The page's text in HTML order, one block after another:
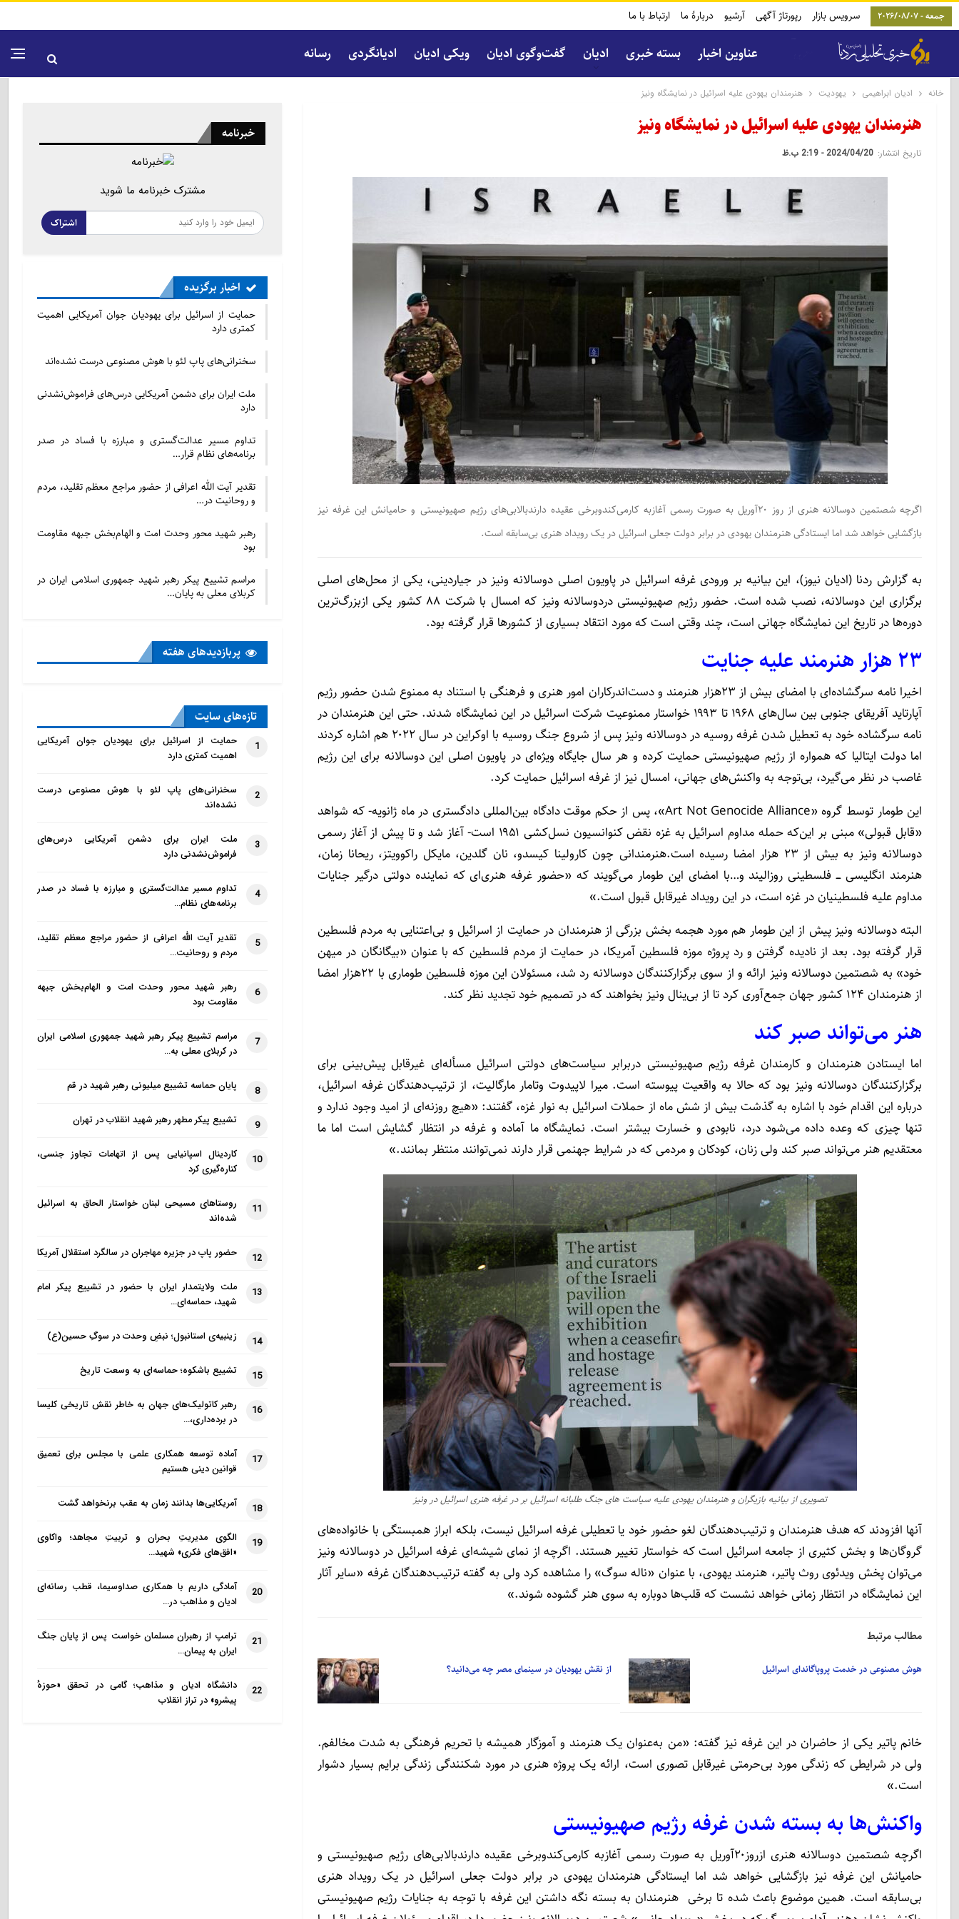
جمعه - 2026/08/07 سرویس بازار رپورتاژ آگهی آرشیو دربارۀ ما ارتباط با ما
عناوین اخبار بسته خبری ادیان گفت‌و‌گوی ادیان ویکی ادیان ادیانگردی رسانه
خانه ادیان ابراهیمی یهودیت هنرمندان یهودی علیه اسرائیل در نمایشگاه ونیز
هنرمندان یهودی علیه اسرائیل در نمایشگاه ونیز
تاریخ انتشار: 2024/04/20 - 2:19 ب.ظ
اگرچه شصتمین دوسالانه هنری از روز ۲۰آوریل به صورت رسمی آغازبه کارمی‌کندوبرخی عقیده دارندبالابی‌های رژیم صهیونیستی و حامیانش این غرفه نیز
بازگشایی خواهد شد اما ایستادگی هنرمندان یهودی در برابر دولت جعلی اسرائیل در یک رویداد هنری بی‌سابقه است.
به گزارش ردنا (ادیان نیوز)، این بیانیه بر ورودی غرفه اسرائیل در پاویون اصلی دوسالانه ونیز در جیاردینی، یکی از محل‌های اصلی
برگزاری این دوسالانه، نصب شده است. حضور رژیم صهیونیستی دردوسالانه ونیز که امسال با شرکت ۸۸ کشور یکی ازبزرگ‌ترین
دوره‌ها در تاریخ این نمایشگاه جهانی است، چند وقتی است که مورد انتقاد بسیاری از کشورها قرار گرفته بود.
۲۳ هزار هنرمند‌ علیه جنایت
اخیرا نامه سرگشاده‌ای با امضای بیش از ۲۳هزار هنرمند و دست‌اندرکاران امور هنری و فرهنگی با استناد به ممنوع شدن حضور رژیم
آپارتاید آفریقای جنوبی بین سال‌های ۱۹۶۸ تا ۱۹۹۳ خواستار ممنوعیت شرکت اسرائیل در این نمایشگاه شدند. حتی این هنرمندان در
نامه سرگشاده خود به تعطیل شدن غرفه روسیه در دوسالانه ونیز پس از شروع جنگ روسیه با اوکراین در سال ۲۰۲۲ هم اشاره کردند
اما دولت ایتالیا که همواره از رژیم صهیونیستی حمایت کرده و هر سال جایگاه ویژه‌ای در پاویون اصلی این دوسالانه برای این رژیم
غاصب در نظر می‌گیرد، بی‌توجه به واکنش‌های جهانی، امسال نیز از غرفه اسرائیل حمایت کرد.
این طومار توسط گروه «Art Not Genocide Alliance»، پس از حکم موقت دادگاه بین‌المللی دادگستری در ماه ژانویه‌- که شواهد
«قابل قبولی» مبنی بر این‌که حمله مداوم اسرائیل به غزه نقض کنوانسیون نسل‌کشی ۱۹۵۱ است- آغاز شد و تا پیش از آغاز رسمی
دوسالانه ونیز به بیش از ۲۳ هزار امضا رسید‌ه است.هنرمندانی چون کارولینا کیسدو، نان گلدین، مایکل راکوویتز، ریحانا زمان،
هنرمند انگلیسی ـــ فلسطینی روزالیند و…با امضای این طومار می‌گویند که «حضور غرفه هنری‌ای که نماینده دولتی‌ درگیر جنایات
مداوم علیه فلسطینیان در غزه است، در این رویداد غیرقابل قبول است.»
البته دوسالانه ونیز پیش از این طومار هم مورد هجمه بخش بزرگی از هنرمندان در حمایت از اسرائیل و بی‌اعتنایی به مردم فلسطین
قرار گرفته بود. بعد از نادیده گرفتن و رد پروژه موزه فلسطین‌‌ آمریکا، در حمایت از مردم فلسطین که با عنوان «بیگانگان در میهن
خود» به شصتمین دوسالانه ونیز ارائه و از سوی برگزارکنندگان دوسالانه رد شد، مسئولان این موزه فلسطین طوماری با ۲۲‌هزار امضا
از هنرمندان ۱۲۴ کشور جهان جمع‌آوری کرد تا از بی‌ینال ونیز بخواهند که در تصمیم خود تجدید نظر کند.
هنر می‌تواند صبر کند
اما ایستادن هنرمندان و کارمندان غرفه رژیم صهیونیستی دربرابر سیاست‌های دولتی اسرائیل مسأله‌ای غیرقابل پیش‌بینی برای
برگزارکنندگان دوسالانه ونیز بود که حالا به واقعیت پیوسته است. میرا لاپیدوت وتامار مارگالیت، از ترتیب‌دهندگان غرفه اسرائیل،
درباره این اقدام خود با اشاره به گذشت بیش از شش ماه از حملات اسرائیل به نوار غزه، گفتند: «هیچ روزنه‌ای از امید وجود ندارد و
تنها چیزی که وعده داده می‌شود درد، نابودی و خسارت بیشتر است. نمایشگاه ما آماده و غرفه در انتظار گشایش است اما ما
معتقدیم هنر می‌تواند صبر کند ولی زنان، کودکان و مردمی که در شرایط جهنمی قرار دارند نمی‌توانند منتظر بمانند.»
تصویری از بیانیه بازیگران و هنرمندان یهودی علیه سیاست های جنگ طلبانه اسرائیل بر در غرفه هنری اسرائیل در ونیز
آنها افزودند که هدف هنرمندان و ترتیب‌دهندگان لغو حضور خود‌ یا تعطیلی غرفه اسرائیل نیست، بلکه ابراز همبستگی با خانواده‌های
گروگان‌ها و بخش کثیری از جامعه اسرائیل است که خواستار تغییر هستند. اگرچه از نمای شیشه‌ای غرفه اسرائیل در دوسالانه ونیز
می‌توان پخش ویدئوی روث پاتیر، هنرمند یهودی، با عنوان «ناله سوگ» را مشاهده کرد ولی به گفته ترتیب‌دهندگان غرفه «سایر آثار
این نمایشگاه در انتظار زمانی خواهد نشست که قلب‌ها دوباره به سوی هنر گشوده شوند.»
مطالب مرتبط
هوش مصنوعی در خدمت پروپاگاندای اسرائیل از نقش یهودیان در سینمای مصر چه می‌دانید؟
خانم پاتیر یکی از حاضران در این غرفه نیز گفته: «من به‌عنوان یک هنرمند و آموزگار همیشه با تحریم فرهنگی به شدت مخالفم.
ولی در شرایطی که زندگی مورد بی‌حرمتی غیرقابل تصوری است، ارائه یک پروژه هنری در مورد شکنندگی زندگی برایم بسیار دشوار
است.»
واکنش‌ها به بسته شدن غرفه رژیم صهیونیستی
اگرچه شصتمین دوسالانه هنری ازروز۲۰آوریل به صورت رسمی آغازبه کارمی‌کندوبرخی عقیده دارندبالابی‌های رژیم صهیونیستی و
حامیانش این غرفه نیز بازگشایی خواهد شد اما ایستادگی هنرمندان یهودی در برابر دولت جعلی اسرائیل در یک رویداد هنری
بی‌سابقه است. همین موضوع باعث شده تا برخی ‌ هنرمندان به بسته نگه داشتن این غرفه با توجه به جنایات رژیم صهیونیستی
خبرنامه
مشترک خبرنامه ما شوید
اشتراک
اخبار برگزیده
حمایت از اسرائیل برای یهودیان جوان آمریکایی اهمیت
کمتری دارد
سخنرانی‌های پاپ لئو با هوش مصنوعی درست نشده‌اند
ملت ایران برای دشمن آمریکایی درس‌های فراموش‌نشدنی
دارد
تداوم مسیر عدالت‌گستری و مبارزه با فساد در صدر
برنامه‌های نظام قرار…
تقدیر آیت الله اعرافی از حضور مراجع معظم تقلید، مردم
و روحانیت در…
رهبر شهید محور وحدت امت و الهام‌بخش جبهه مقاومت
بود
مراسم تشییع پیکر رهبر شهید جمهوری اسلامی ایران در
کربلای معلی به پایان…
پربازدید‌های هفته
تازه‌‌های سایت
1
حمایت از اسرائیل برای یهودیان جوان آمریکایی
اهمیت کمتری دارد
2
سخنرانی‌های پاپ لئو با هوش مصنوعی درست
نشده‌اند
3
ملت ایران برای دشمن آمریکایی درس‌های
فراموش‌نشدنی دارد
4
تداوم مسیر عدالت‌گستری و مبارزه با فساد در صدر
برنامه‌های نظام…
5
تقدیر آیت الله اعرافی از حضور مراجع معظم تقلید،
مردم و روحانیت…
6
رهبر شهید محور وحدت امت و الهام‌بخش جبهه
مقاومت بود
7
مراسم تشییع پیکر رهبر شهید جمهوری اسلامی ایران
در کربلای معلی به…
8 پایان حماسه تشییع میلیونی رهبر شهید در قم
9 تشییع پیکر مطهر رهبر شهید انقلاب در تهران
10
کاردینال اسپانیایی پس از اتهامات تجاوز جنسی،
کناره‌گیری کرد
11
روستاهای مسیحی لبنان خواستار الحاق به اسرائیل
شده‌اند
12 حضور پاپ در جزیره مهاجران در سالگرد استقلال آمریکا
13
ملت ولایتمدار ایران با حضور در تشییع پیکر امام
شهید، حماسه‌ای…
14 زینبیه‌ی استانبول؛ نبضِ وحدت در سوگِ حسین(ع)
15 تشییع باشکوه؛ حماسه‌ای به وسعت تاریخ
16
رهبر کاتولیک‌های جهان به خاطر نقش تاریخی کلیسا
در برده‌داری،…
17
آماده توسعه همکاری علمی با مجلس برای تعمیق
قوانین دینی هستیم
18 آمریکایی‌ها بدانند زمان به عقب برنخواهد گشت
19
الگوی مدیریتِ بحران و تربیتِ مجاهد؛ واکاوی
«افق‌های فکری» شهید…
20
آمادگی داریم با همکاری صداوسیما، قطب رسانه‌ای
ادیان و مذاهب در…
21
ترامپ از رهبران مسلمان خواست پس از پایان جنگ
ایران به پیمان…
22
دانشگاه ادیان و مذاهب؛ گامی در تحقق «حوزهٔ
پیشرو» در تراز انقلاب